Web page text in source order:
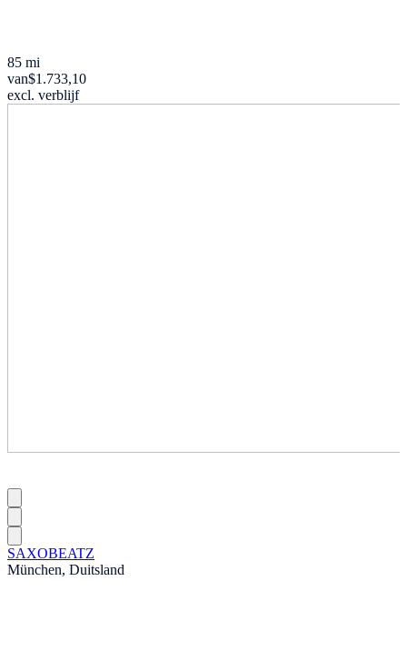
85 mi
van$1.733,10
excl. verblijf
SAXOBEATZ
München, Duitsland